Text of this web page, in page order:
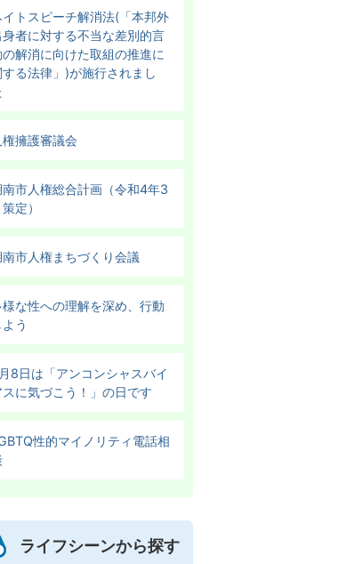
イトスピーチ解消法(「本邦外
身者に対する不当な差別的言
の解消に向けた取組の推進に
する法律」)が施行されまし
権擁護審議会
南市人権総合計画（令和4年3
策定）
南市人権まちづくり会議
様な性への理解を深め、行動
よう
8日は「アンコンシャスバイ
スに気づこう！」の日です
性的マイノリティ電話相
ライフシーンから探す